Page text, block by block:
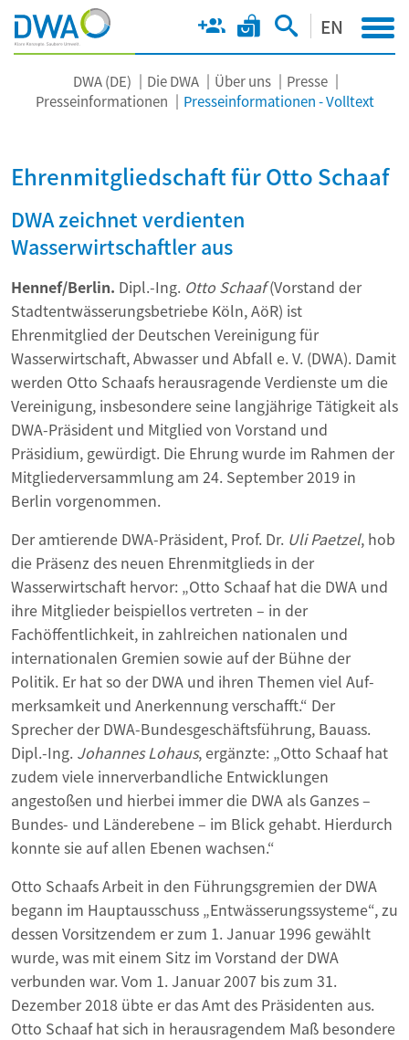
EN
DWA (DE) Die DWA Über uns
Presse
Presseinformationen
Presseinformationen - Volltext
Ehrenmitgliedschaft für Otto Schaaf
DWA zeichnet verdienten
Wasserwirtschaftler aus
Hennef/Berlin. Dipl.-Ing. Otto Schaaf(Vorstand der
Stadtentwässerungsbetriebe Köln, AöR) ist
Ehrenmitglied der Deutschen Vereinigung für
Wasserwirtschaft, Abwasser und Abfall e. V. (DWA). Damit
werden Otto Schaafs herausragende Verdienste um die
Vereinigung, insbesondere seine langjährige Tätigkeit als
DWA-Präsident und Mitglied von Vorstand und
Präsidium, gewürdigt. Die Ehrung wurde im Rahmen der
Mitglieder­versammlung am 24. September 2019 in
Berlin vorgenommen.
Der amtierende DWA-Präsident, Prof. Dr. Uli Paetzel, hob
die Präsenz des neuen Ehrenmitglieds in der
Wasserwirtschaft hervor: „Otto Schaaf hat die DWA und
ihre Mitglieder beispiellos vertreten – in der
Fachöffentlichkeit, in zahlreichen nationalen und
internationalen Gremien sowie auf der Bühne der
Politik. Er hat so der DWA und ihren Themen viel Auf­
merksamkeit und Anerkennung verschafft.“ Der
Sprecher der DWA-Bun­desgeschäftsführung, Bauass.
Dipl.-Ing. Johannes Lohaus, ergänzte: „Otto Schaaf hat
zudem viele innerverbandliche Entwicklungen
angestoßen und hierbei immer die DWA als Ganzes –
Bundes- und Länderebene – im Blick gehabt. Hierdurch
konnte sie auf allen Ebenen wachsen.“
Otto Schaafs Arbeit in den Führungsgremien der DWA
begann im Hauptausschuss „Entwässerungssysteme“, zu
dessen Vorsitzendem er zum 1. Januar 1996 gewählt
wurde, was mit einem Sitz im Vorstand der DWA
verbunden war. Vom 1. Januar 2007 bis zum 31.
Dezember 2018 übte er das Amt des Präsidenten aus.
Otto Schaaf hat sich in herausragendem Maß besondere